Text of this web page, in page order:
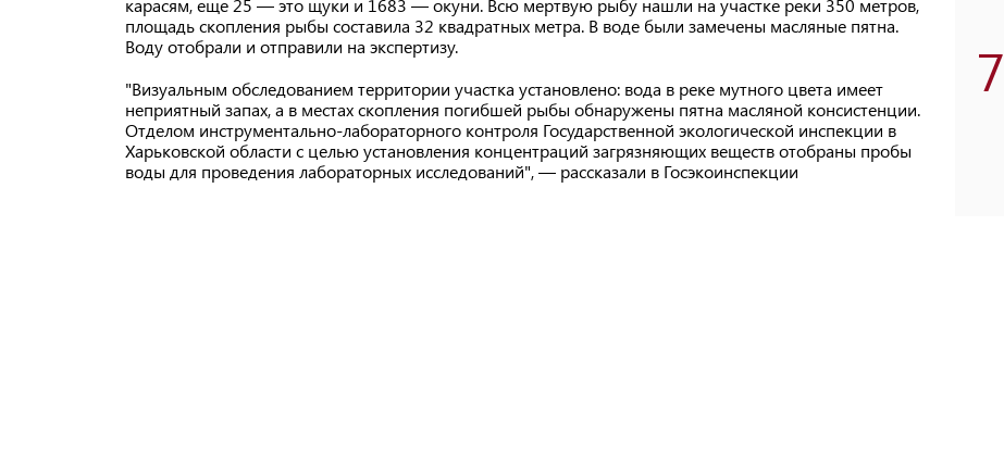
карасям, еще 25 — это щуки и 1683 — окуни. Всю мертвую рыбу нашли на участке реки 350 метров,
площадь скопления рыбы составила 32 квадратных метра. В воде были замечены масляные пятна.
Воду отобрали и отправили на экспертизу.
"Визуальным обследованием территории участка установлено: вода в реке мутного цвета имеет
неприятный запах, а в местах скопления погибшей рыбы обнаружены пятна масляной консистенции.
Отделом инструментально-лабораторного контроля Государственной экологической инспекции в
Харьковской области с целью установления концентраций загрязняющих веществ отобраны пробы
воды для проведения лабораторных исследований", — рассказали в Госэкоинспекции
7